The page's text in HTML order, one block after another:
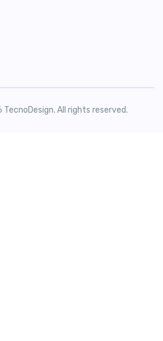
All rights reserved.